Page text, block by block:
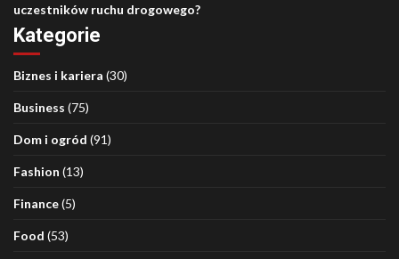
uczestników ruchu drogowego?
Kategorie
Biznes i kariera (30)
Business (75)
Dom i ogród (91)
Fashion (13)
Finance(5)
Food (53)